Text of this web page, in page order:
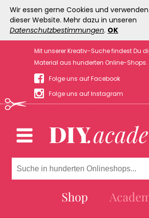
Wir essen gerne Cookies und
dieser Website. Mehr dazu in unseren
Datenschutzbestimmungen. OK
Mit unserer Kreativ-Suche findest Du
Material aus hunderten Online-Shops.
Folge uns auf Facebook
Folge uns auf Instagram
Shop